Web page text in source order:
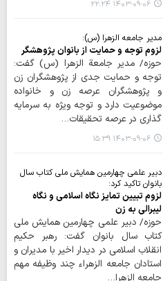
۱۴۰۳-۰۹-۰۶ ۲۲:۲۴
مدیر جامعه الزهرا (س):
لزوم توجه و حمایت از بانوان پژوهشگر
حوزه/ مدیر جامعة الزهرا (س) گفت:
توجه و حمایت جدی از پژوهشگران زن
و پژوهشگران عرصه زن و خانواده
موضوعیت دارد و توجه ویژه به سرمایه
گذاری در عرصه تحقیقات…
۱۴۰۳-۰۹-۰۶ ۱۵:۳۹
دبیر علمی چهارمین همایش ملی کتاب سال
بانوان تاکید کرد:
لزوم تبیین تمایز نگاه اسلامی و نگاه
لیبرالی به زن
حوزه/ دبیر علمی چهارمین همایش ملی
کتاب سال بانوان گفت: رهبر حکیم
انقلاب اسلامی در دیدار اخیر با مدیران و
استادان جامعه الزهراء چند وظیفه مهم
جامعه الزهرا…